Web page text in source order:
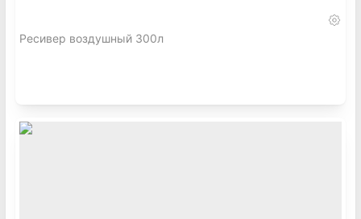
Ресивер воздушный 300л